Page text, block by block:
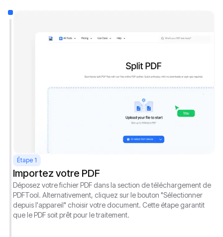
Étape 1
Importez votre PDF
Déposez votre fichier PDF dans la section de téléchargement de
PDFTool. Alternativement, cliquez sur le bouton "Sélectionner
depuis l'appareil" choisir votre document. Cette étape garantit
que le PDF soit prêt pour le traitement.